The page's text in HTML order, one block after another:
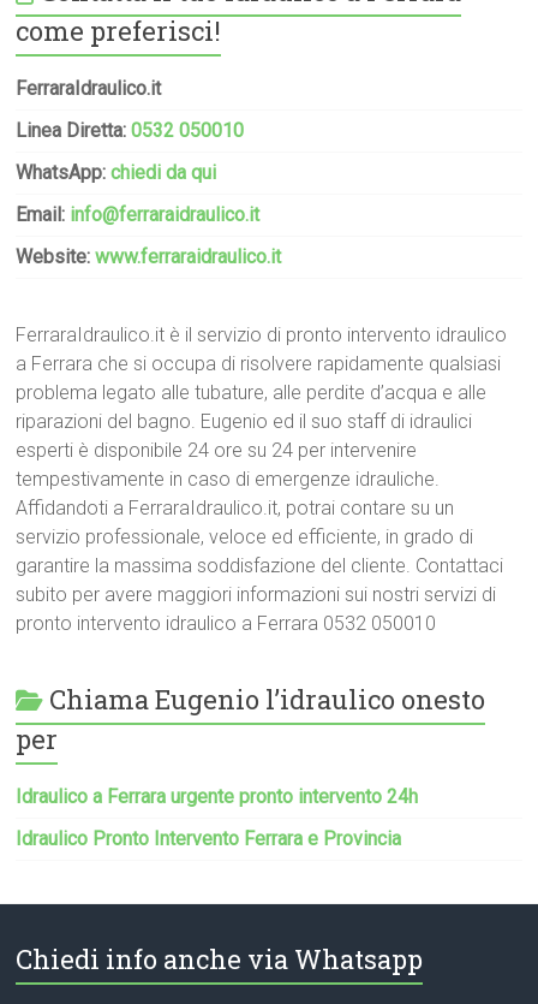
come preferisci!
FerraraIdraulico.it
Linea Diretta:0532 050010
WhatsApp:chiedi da qui
Email: info@ferraraidraulico.it
Website:www.ferraraidraulico.it
FerraraIdraulico.it è il servizio di pronto intervento idraulico
a Ferrara che si occupa di risolvere rapidamente qualsiasi
problema legato alle tubature, alle perdite d’acqua e alle
riparazioni del bagno. Eugenio ed il suo staff di idraulici
esperti è disponibile 24 ore su 24 per intervenire
tempestivamente in caso di emergenze idrauliche.
Affidandoti a FerraraIdraulico.it, potrai contare su un
servizio professionale, veloce ed efficiente, in grado di
garantire la massima soddisfazione del cliente. Contattaci
subito per avere maggiori informazioni sui nostri servizi di
pronto intervento idraulico a Ferrara 0532 050010
Chiama Eugenio l’idraulico onesto
per
Idraulico a Ferrara urgente pronto intervento 24h
Idraulico Pronto Intervento Ferrara e Provincia
Chiedi info anche via Whatsapp